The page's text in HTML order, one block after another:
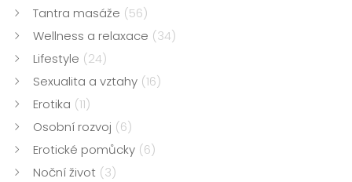
Tantra masáže (56)
Wellness a relaxace (34)
Lifestyle (24)
Sexualita a vztahy (16)
Erotika (11)
Osobní rozvoj (6)
Erotické pomůcky (6)
Noční život (3)